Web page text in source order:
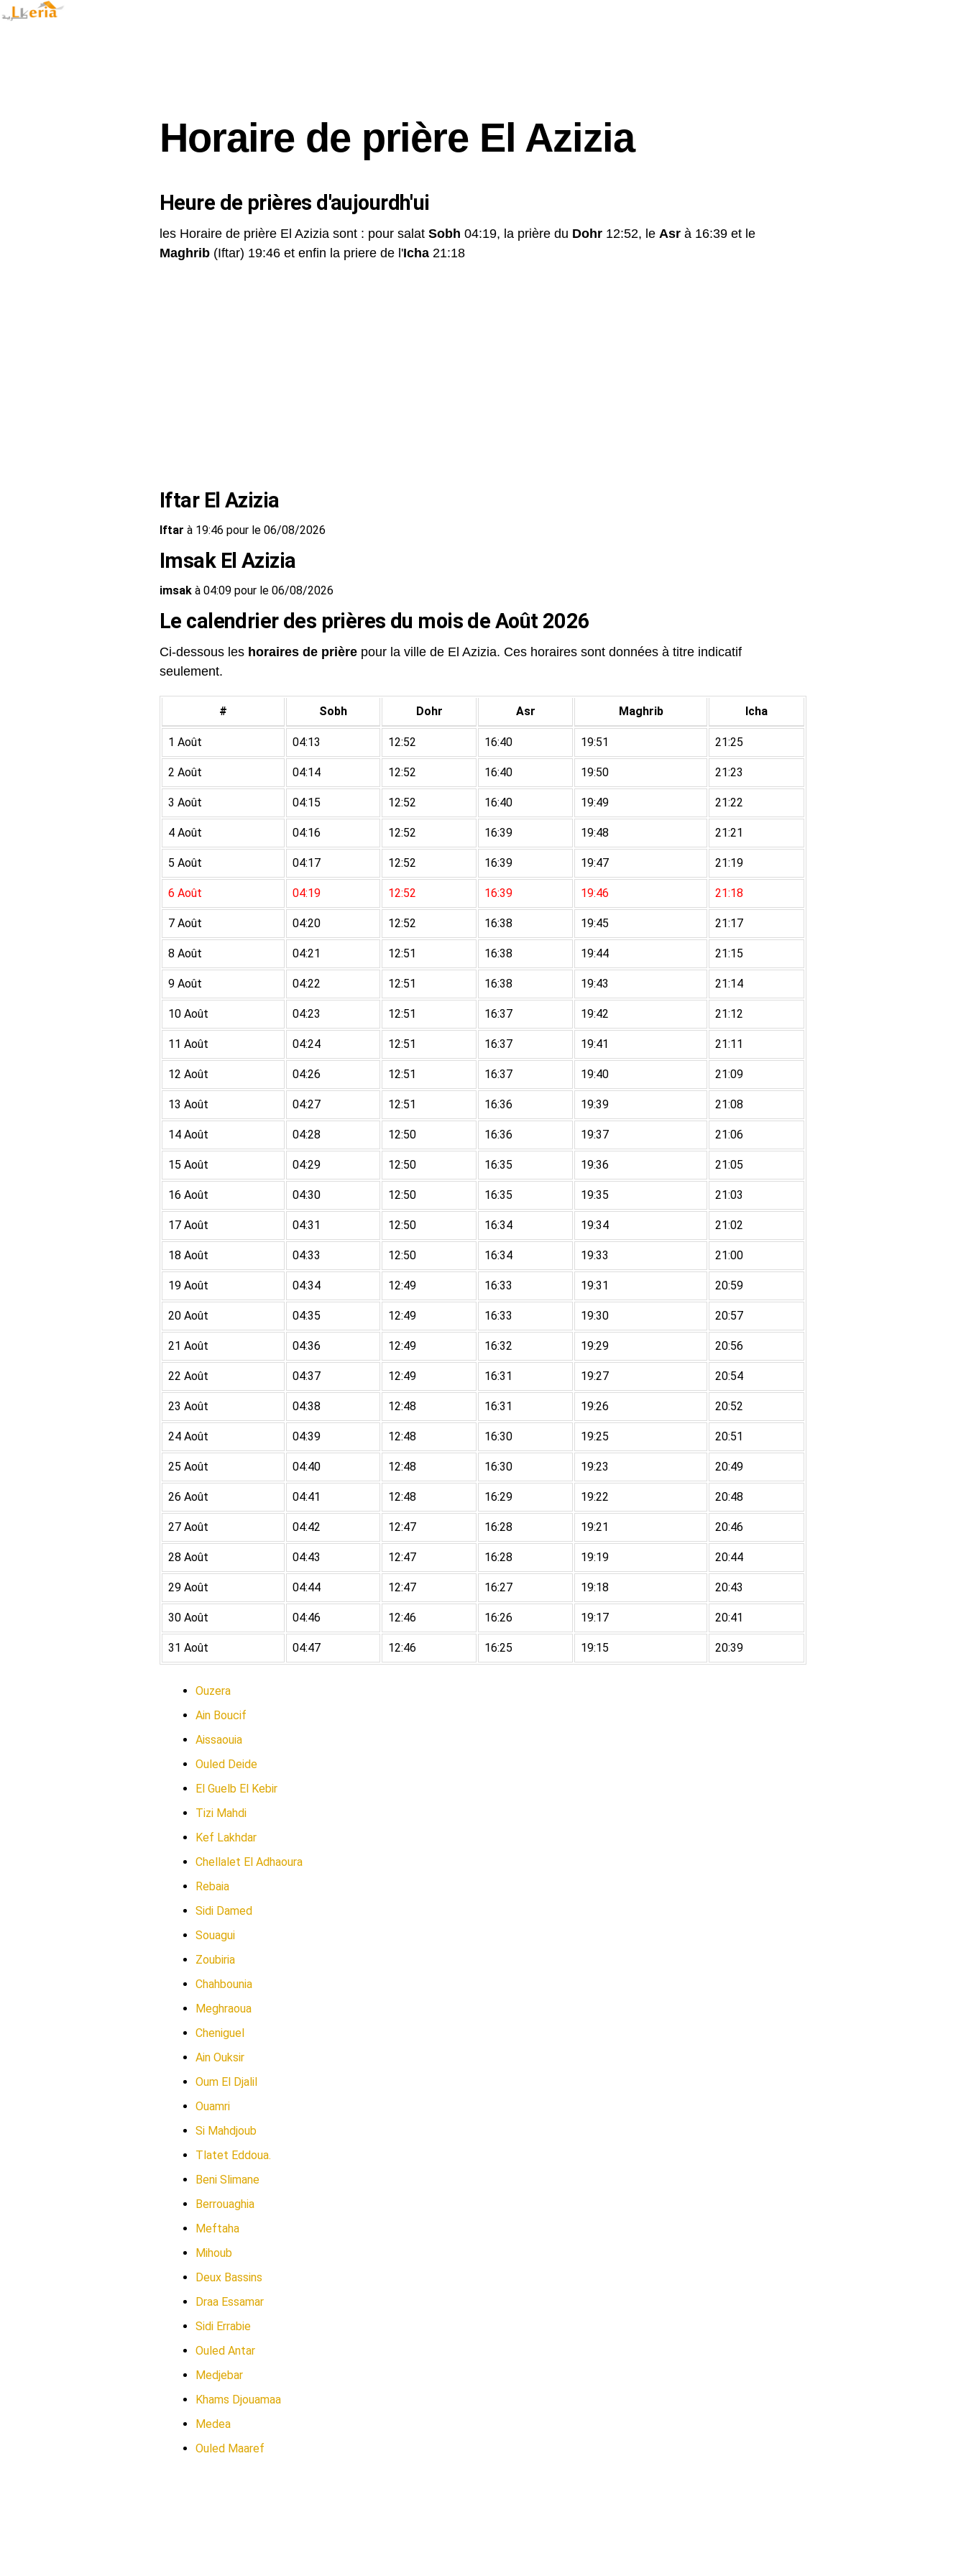
Horaire de prière El Azizia
Heure de prières d'aujourdh'ui
les Horaire de prière El Azizia sont : pour salat Sobh 04:19, la prière du Dohr 12:52, le Asr à 16:39 et le
Maghrib (Iftar) 19:46 et enfin la priere de l'Icha 21:18
Iftar El Azizia
Iftar à 19:46 pour le 06/08/2026
Imsak El Azizia
imsak à 04:09 pour le 06/08/2026
Le calendrier des prières du mois de Août 2026
Ci-dessous les horaires de prière pour la ville de El Azizia. Ces horaires sont données à titre indicatif
seulement.
# Sobh Dohr Asr Maghrib Icha
1 Août 04:13 12:52 16:40 19:51 21:25
2 Août 04:14 12:52 16:40 19:50 21:23
3 Août 04:15 12:52 16:40 19:49 21:22
4 Août 04:16 12:52 16:39 19:48 21:21
5 Août 04:17 12:52 16:39 19:47 21:19
6 Août 04:19 12:52 16:39 19:46 21:18
7 Août 04:20 12:52 16:38 19:45 21:17
8 Août 04:21 12:51 16:38 19:44 21:15
9 Août 04:22 12:51 16:38 19:43 21:14
10 Août 04:23 12:51 16:37 19:42 21:12
11 Août 04:24 12:51 16:37 19:41 21:11
12 Août 04:26 12:51 16:37 19:40 21:09
13 Août 04:27 12:51 16:36 19:39 21:08
14 Août 04:28 12:50 16:36 19:37 21:06
15 Août 04:29 12:50 16:35 19:36 21:05
16 Août 04:30 12:50 16:35 19:35 21:03
17 Août 04:31 12:50 16:34 19:34 21:02
18 Août 04:33 12:50 16:34 19:33 21:00
19 Août 04:34 12:49 16:33 19:31 20:59
20 Août 04:35 12:49 16:33 19:30 20:57
21 Août 04:36 12:49 16:32 19:29 20:56
22 Août 04:37 12:49 16:31 19:27 20:54
23 Août 04:38 12:48 16:31 19:26 20:52
24 Août 04:39 12:48 16:30 19:25 20:51
25 Août 04:40 12:48 16:30 19:23 20:49
26 Août 04:41 12:48 16:29 19:22 20:48
27 Août 04:42 12:47 16:28 19:21 20:46
28 Août 04:43 12:47 16:28 19:19 20:44
29 Août 04:44 12:47 16:27 19:18 20:43
30 Août 04:46 12:46 16:26 19:17 20:41
31 Août 04:47 12:46 16:25 19:15 20:39
Ouzera
Ain Boucif
Aissaouia
Ouled Deide
El Guelb El Kebir
Tizi Mahdi
Kef Lakhdar
Chellalet El Adhaoura
Rebaia
Sidi Damed
Souagui
Zoubiria
Chahbounia
Meghraoua
Cheniguel
Ain Ouksir
Oum El Djalil
Ouamri
Si Mahdjoub
Tlatet Eddoua.
Beni Slimane
Berrouaghia
Meftaha
Mihoub
Deux Bassins
Draa Essamar
Sidi Errabie
Ouled Antar
Medjebar
Khams Djouamaa
Medea
Ouled Maaref